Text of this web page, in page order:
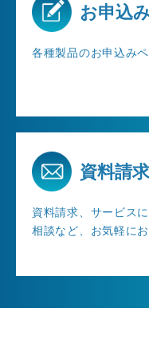
お申込
各種製品のお申込みペ
資料請
資料請求、サービス
相談など、お気軽に